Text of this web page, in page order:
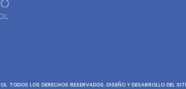
LOS DERECHOS RESERVADOS. DISEÑO Y DESARROLLO DEL SITIO